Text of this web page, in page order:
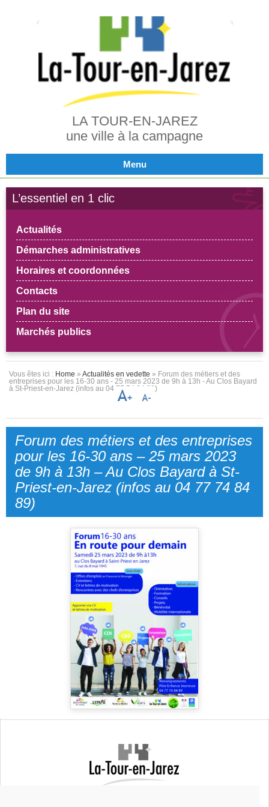
LA TOUR-EN-JAREZ
une ville à la campagne
Menu
L’essentiel en 1 clic
Actualités
Démarches administratives
Horaires et coordonnées
Contacts
Plan du site
Marchés publics
Vous êtes ici : Home » Actualités en vedette » Forum des métiers et des
entreprises pour les 16-30 ans - 25 mars 2023 de 9h à 13h - Au Clos Bayard
à St-Priest-en-Jarez (infos au 04 77 74 84 89)
Forum des métiers et des entreprises
pour les 16-30 ans – 25 mars 2023
de 9h à 13h – Au Clos Bayard à St-
Priest-en-Jarez (infos au 04 77 74 84
89)